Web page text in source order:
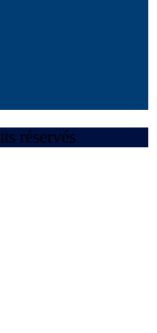
réservés